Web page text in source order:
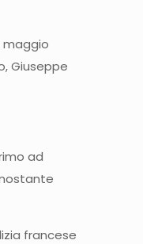
maggio
Giuseppe
ad
francese